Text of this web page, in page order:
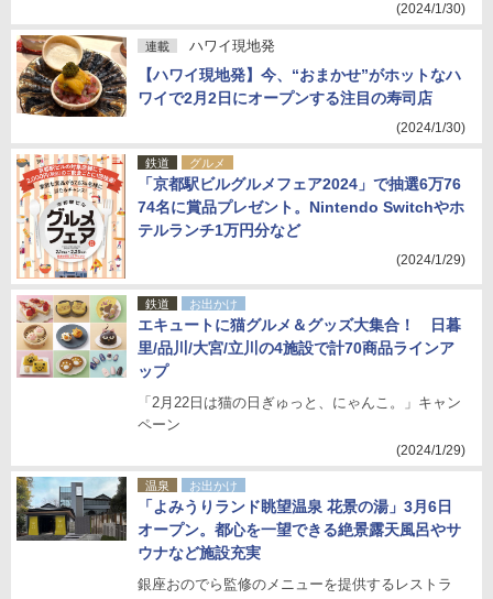
(2024/1/30)
連載 ハワイ現地発
【ハワイ現地発】今、“おまかせ”がホットなハ
ワイで2月2日にオープンする注目の寿司店
(2024/1/30)
鉄道 グルメ
「京都駅ビルグルメフェア2024」で抽選6万76
74名に賞品プレゼント。Nintendo Switchやホ
テルランチ1万円分など
(2024/1/29)
鉄道 お出かけ
エキュートに猫グルメ＆グッズ大集合！ 日暮
里/品川/大宮/立川の4施設で計70商品ラインア
ップ
「2月22日は猫の日ぎゅっと、にゃんこ。」キャン
ペーン
(2024/1/29)
温泉 お出かけ
「よみうりランド眺望温泉 花景の湯」3月6日
オープン。都心を一望できる絶景露天風呂やサ
ウナなど施設充実
銀座おのでら監修のメニューを提供するレストラ